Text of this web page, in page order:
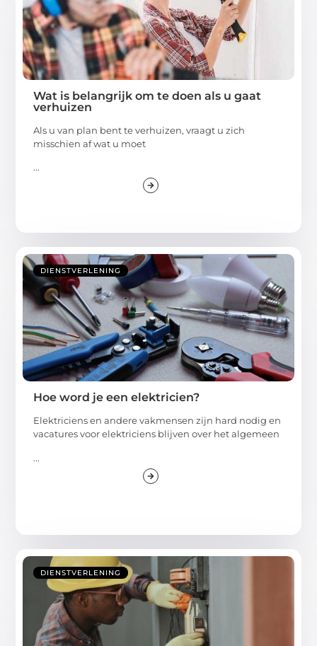
Wat is belangrijk om te doen als u gaat
verhuizen
Als u van plan bent te verhuizen, vraagt u zich
misschien af wat u moet
...
DIENSTVERLENING
Hoe word je een elektricien?
Elektriciens en andere vakmensen zijn hard nodig en
vacatures voor elektriciens blijven over het algemeen
...
DIENSTVERLENING